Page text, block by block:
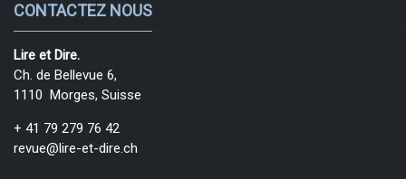
CONTACTEZ NOUS
Lire et Dire.
Ch. de Bellevue 6,
1110 Morges, Suisse
+ 41 79 279 76 42
revue@lire-et-dire.ch